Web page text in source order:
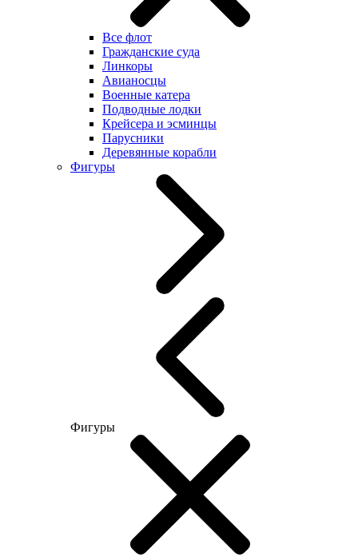
Все флот
Гражданские суда
Линкоры
Авианосцы
Военные катера
Подводные лодки
Крейсера и эсминцы
Парусники
Деревянные корабли
Фигуры
Фигуры